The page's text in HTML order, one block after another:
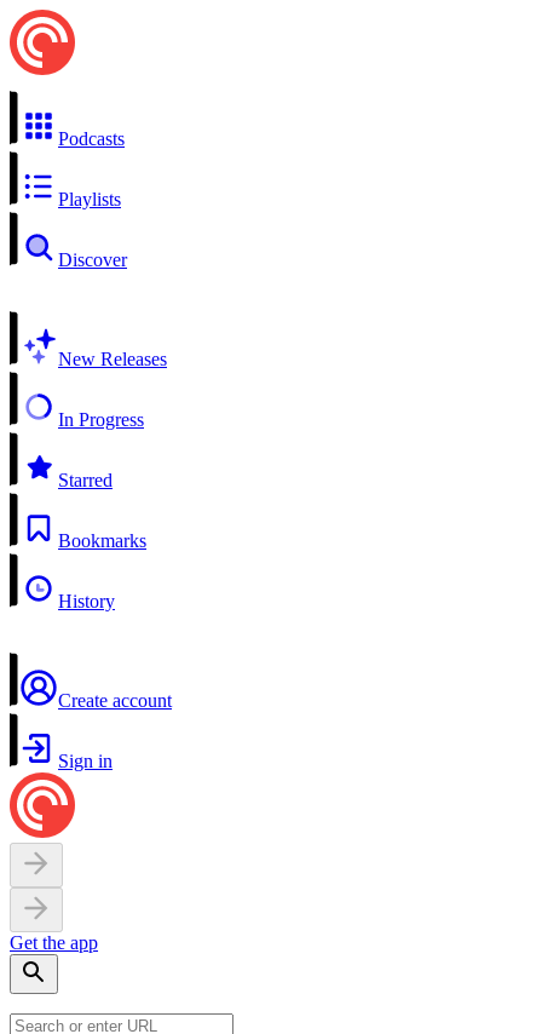
Podcasts
Playlists
Discover
New Releases
In Progress
Starred
Bookmarks
History
Create account
Sign in
Get the app